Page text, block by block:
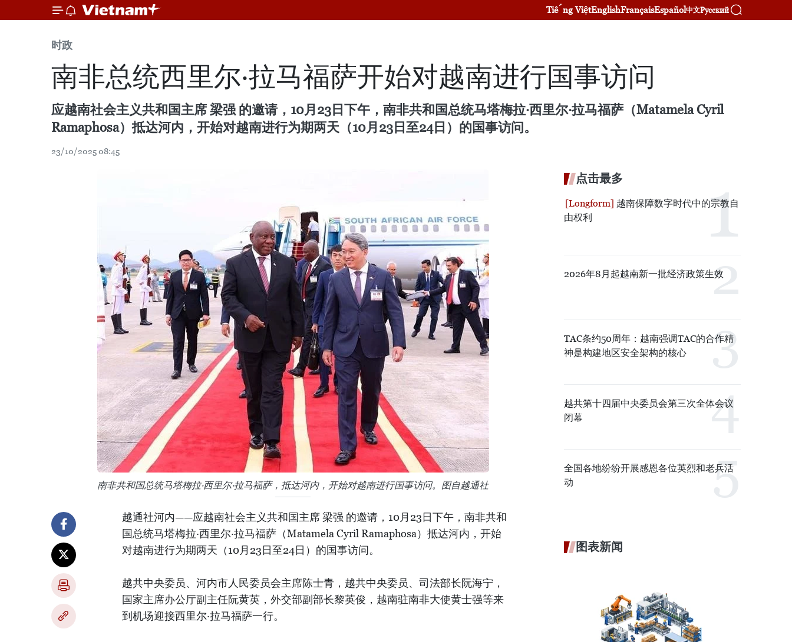
Tiếng ViệtEnglishFrançaisEspañol中文Русский
时政
南非总统西里尔·拉马福萨开始对越南进行国事访问
应越南社会主义共和国主席 梁强 的邀请，10月23日下午，南非共和国总统马塔梅拉·西里尔·拉马福萨（Matamela Cyril
Ramaphosa）抵达河内，开始对越南进行为期两天（10月23日至24日）的国事访问。
23/10/2025 08:45
南非共和国总统马塔梅拉·西里尔·拉马福萨，抵达河内，开始对越南进行国事访问。图自越通社
越通社河内——应越南社会主义共和国主席 梁强 的邀请，10月23日下午，南非共和
国总统马塔梅拉·西里尔·拉马福萨（Matamela Cyril Ramaphosa）抵达河内，开始
对越南进行为期两天（10月23日至24日）的国事访问。
越共中央委员、河内市人民委员会主席陈士青，越共中央委员、司法部长阮海宁，
国家主席办公厅副主任阮黄英，外交部副部长黎英俊，越南驻南非大使黄士强等来
到机场迎接西里尔·拉马福萨一行。
点击最多
越南保障数字时代中的宗教自
由权利
2026年8月起越南新一批经济政策生效
TAC条约50周年：越南强调TAC的合作精
神是构建地区安全架构的核心
越共第十四届中央委员会第三次全体会议
闭幕
全国各地纷纷开展感恩各位英烈和老兵活
动
图表新闻